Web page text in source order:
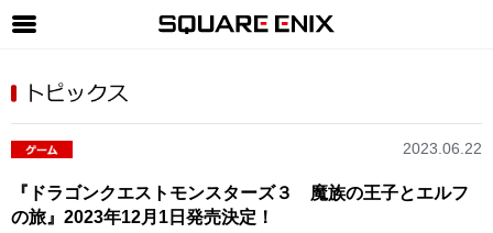
マガジン＆ブックス
ミュージック
『ドラゴンクエストモンスターズ３ 魔族の王子とエルフ
の旅』2023年12月1日発売決定！
2023.06.22